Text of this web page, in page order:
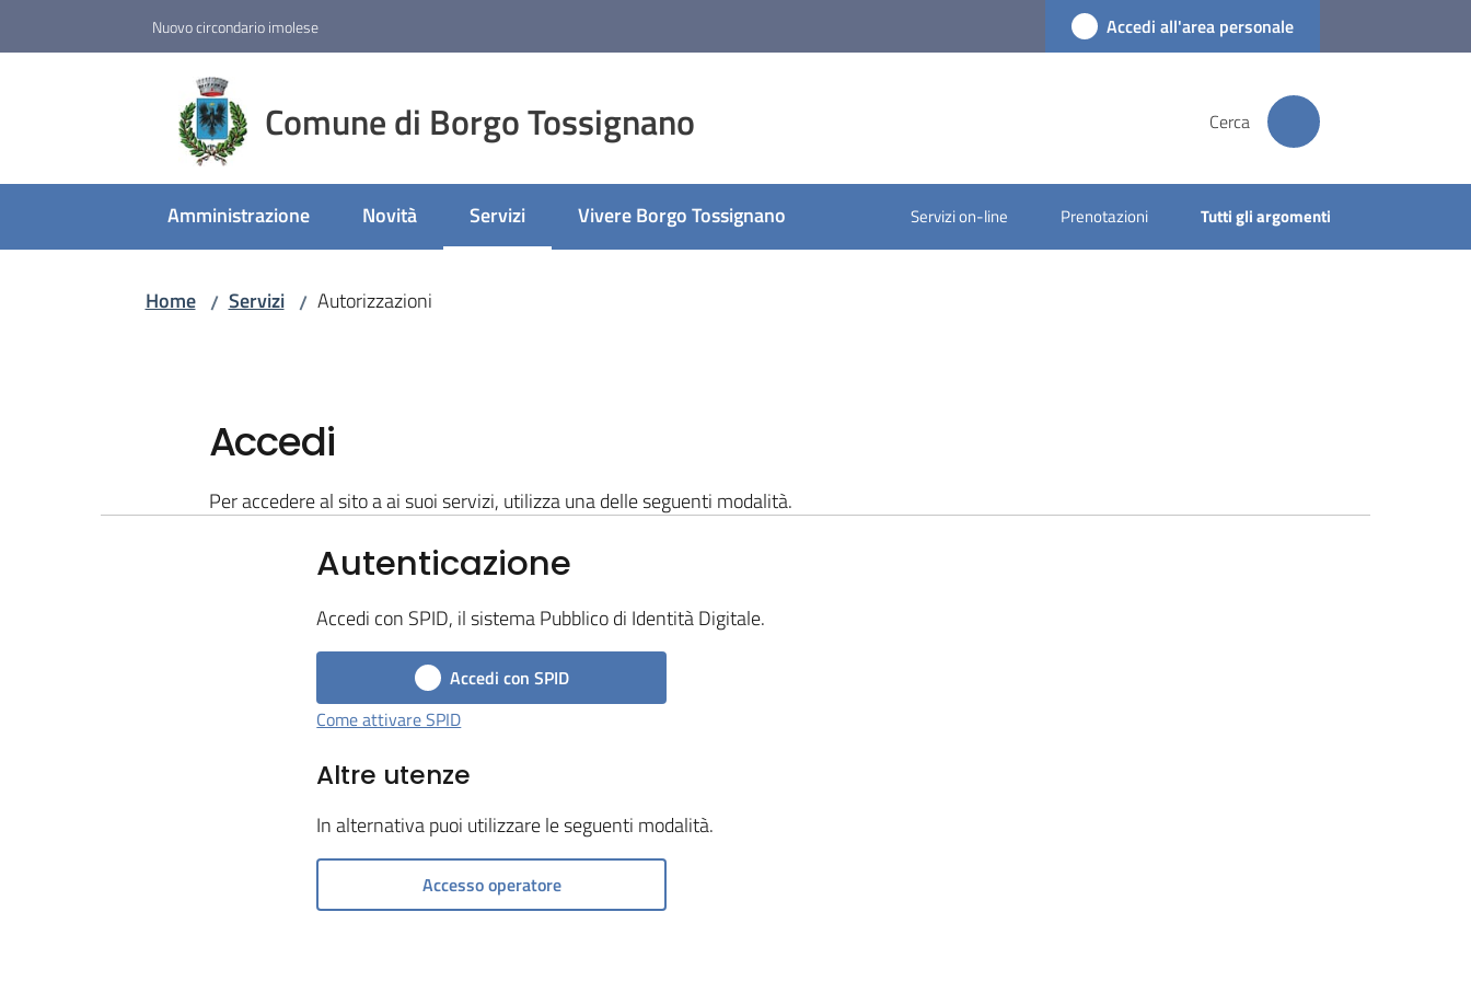
Nuovo circondario imolese Accedi all'area personale
Comune di Borgo Tossignano Cerca
Amministrazione Novità Servizi
Menu selezionatoVivere Borgo Tossignano Servizi on-line Prenotazioni Tutti gli argomenti
Home / Servizi / Autorizzazioni
Accedi
Per accedere al sito a ai suoi servizi, utilizza una delle seguenti modalità.
Autenticazione
Accedi con SPID, il sistema Pubblico di Identità Digitale.
Accedi con SPID
Come attivare SPID
Altre utenze
In alternativa puoi utilizzare le seguenti modalità.
Accesso operatore